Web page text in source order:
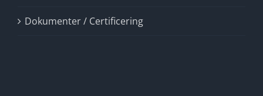
Dokumenter / Certificering